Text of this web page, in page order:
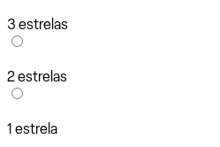
3 estrelas
2 estrelas
1 estrela